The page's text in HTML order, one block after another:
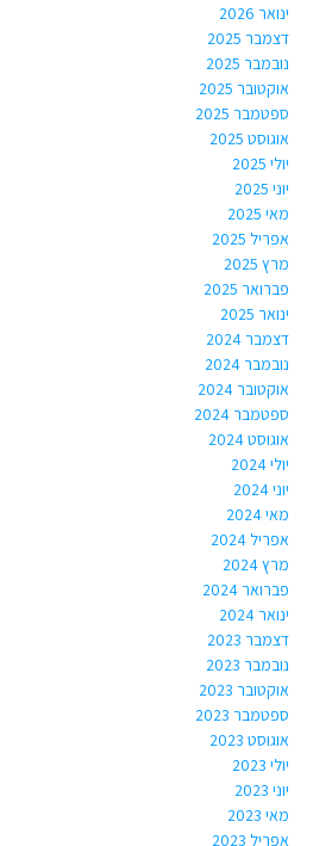
ינואר 2026
דצמבר 2025
נובמבר 2025
אוקטובר 2025
ספטמבר 2025
אוגוסט 2025
יולי 2025
יוני 2025
מאי 2025
אפריל 2025
מרץ 2025
פברואר 2025
ינואר 2025
דצמבר 2024
נובמבר 2024
אוקטובר 2024
ספטמבר 2024
אוגוסט 2024
יולי 2024
יוני 2024
מאי 2024
אפריל 2024
מרץ 2024
פברואר 2024
ינואר 2024
דצמבר 2023
נובמבר 2023
אוקטובר 2023
ספטמבר 2023
אוגוסט 2023
יולי 2023
יוני 2023
מאי 2023
אפריל 2023